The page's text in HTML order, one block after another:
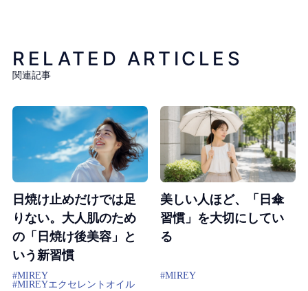
RELATED ARTICLES
関連記事
日焼け止めだけでは足
りない。大人肌のため
の「日焼け後美容」と
いう新習慣
#MIREY
#MIREYエクセレントオイル
美しい人ほど、「日傘
習慣」を大切にしてい
る
#MIREY